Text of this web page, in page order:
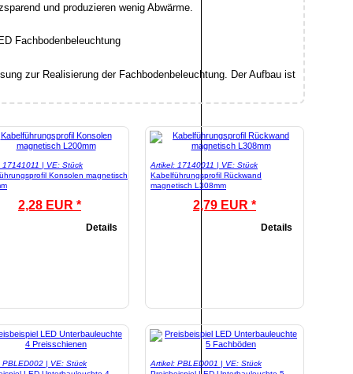
und produzieren wenig Abwärme.
zur Realisierung der Fachbodenbeleuchtung. Der Aufbau ist
17141011 | VE: Stück
Konsolen magnetisch
2,28 EUR *
Details
Artikel: 17140011 | VE: Stück
Kabelführungsprofil Rückwand
magnetisch L308mm
2,79 EUR *
Details
PBLED002 | VE: Stück
Artikel: PBLED001 | VE: Stück